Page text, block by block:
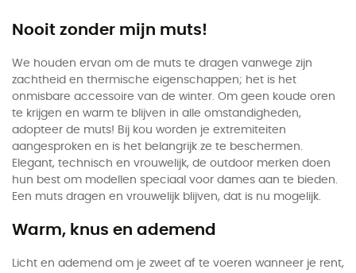
Nooit zonder mijn muts!
We houden ervan om de muts te dragen vanwege zijn
zachtheid en thermische eigenschappen; het is het
onmisbare accessoire van de winter. Om geen koude oren
te krijgen en warm te blijven in alle omstandigheden,
adopteer de muts! Bij kou worden je extremiteiten
aangesproken en is het belangrijk ze te beschermen.
Elegant, technisch en vrouwelijk, de outdoor merken doen
hun best om modellen speciaal voor dames aan te bieden.
Een muts dragen en vrouwelijk blijven, dat is nu mogelijk.
Warm, knus en ademend
Licht en ademend om je zweet af te voeren wanneer je rent,